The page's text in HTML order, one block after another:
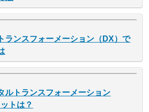
ランスフォーメーション（DX）で
ルトランスフォーメーション
トは？